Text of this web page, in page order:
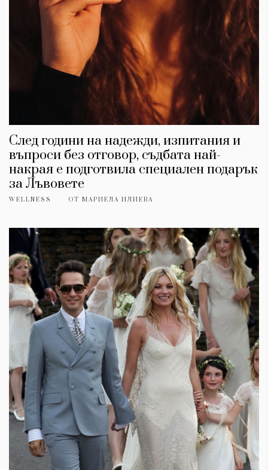
След години на надежди, изпитания и
въпроси без отговор, съдбата най-
накрая е подготвила специален подарък
за Лъвовете
WELLNESS ОТ МАРИЕЛА ИЛИЕВА